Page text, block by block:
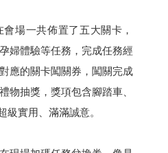
場一共佈置了五大關卡，
婦體驗等任務，完成任務經
應的關卡闖關券，闖關完成
物抽獎，獎項包含腳踏車、
級實用、滿滿誠意。